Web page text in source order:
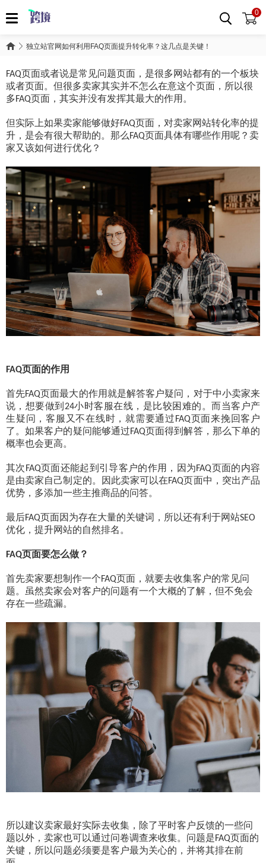
0
独立站官网如何利用FAQ页面提升转化率？这几点是关键！
FAQ页面或者说是常见问题页面，是很多网站都有的一个板块
或者页面。但很多卖家其实并不怎么在意这个页面，所以很
多FAQ页面，其实并没有发挥其最大的作用。
但实际上如果卖家能够做好FAQ页面，对卖家网站转化率的提
升，是会有很大帮助的。那么 FAQ页面具体有哪些作用呢？卖
家又该如何进行优化？
FAQ页面的作用
首先FAQ页面最大的作用就是解答客户疑问，对于中小卖家来
说，想要做到 24小时客服在线，是比较困难的。而当客户产
生疑问，客服又不在线时，就需要通过 FAQ页面来挽回客户
了。如果客户的疑问能够通过FAQ页面得到解答，那么下单的
概率也会更高。
其次 FAQ页面还能起到引导客户的作用，因为FAQ页面的内容
是由卖家自己制定的。因此卖家可以在FAQ页面中，突出产品
优势，多添加一些主推商品的问答。
最后FAQ页面因为存在大量的关键词，所以还有利于网站SEO
优化，提升网站的自然排名。
FAQ页面要怎么做？
首先卖家要想制作一个FAQ页面，就要去收集客户的常见问
题。虽然卖家会对客户的问题有一个大概的了解，但不免会
存在一些疏漏。
所以建议卖家最好实际去收集，除了平时客户反馈的一些问
题以外，卖家也可以通过问卷调查来收集。问题是FAQ页面的
关键，所以问题必须要是客户最为关心的，并将其排在前